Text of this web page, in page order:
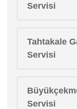
Servisi
Tahtakale
Servisi
Servisi